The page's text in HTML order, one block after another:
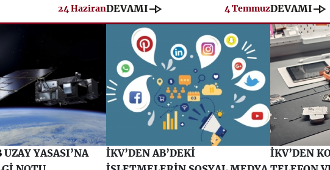
24 HaziranDEVAMI line_end_arrow 4 TemmuzDEVAMI line_end_arrow
UZAY YASASI’NA
İKV’DEN AB’DEKİ
İKV’DEN